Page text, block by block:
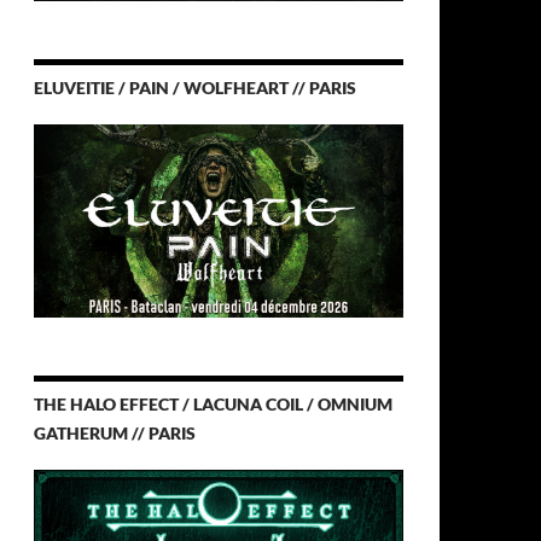
ELUVEITIE / PAIN / WOLFHEART // PARIS
THE HALO EFFECT / LACUNA COIL / OMNIUM
GATHERUM // PARIS